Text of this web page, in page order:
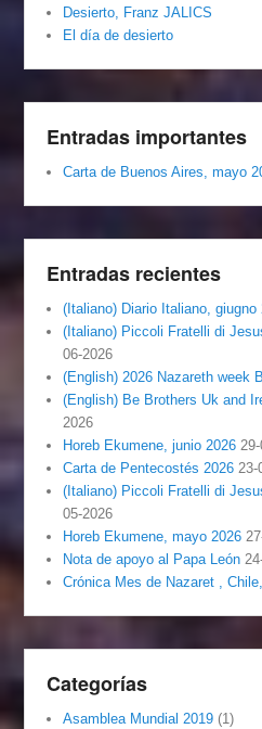
Desierto, Franz JALICS
El día de desierto
Entradas importantes
Carta de Buenos Aires, mayo
Entradas recientes
(Italiano) Diario Italiano, giugno
(Italiano) Piccoli Fratelli di
06-2026
(English) 2026 Nazareth week
(English) Be Brothers Uk and
2026
Horeb Ekumene, junio 2026
Carta de Pentecostés 2026 23-
(Italiano) Piccoli Fratelli di
05-2026
Horeb Ekumene, mayo 2026
Nota de apoyo al Papa León
Crónica Mes de Nazaret ,
Categorías
Asamblea Mundial 2019 (1)